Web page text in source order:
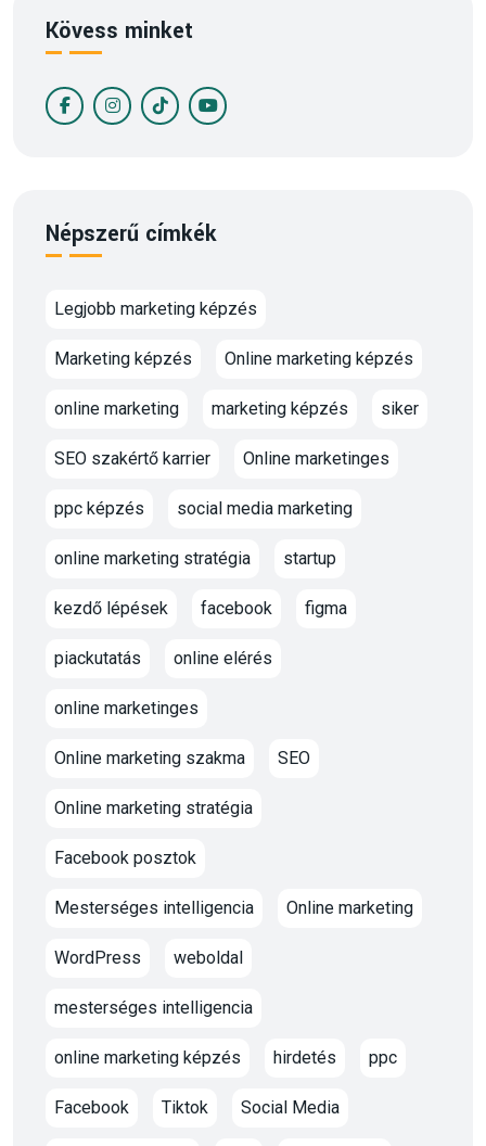
Kövess minket
Népszerű címkék
Legjobb marketing képzés
Marketing képzés Online marketing képzés
online marketing marketing képzés siker
SEO szakértő karrier Online marketinges
ppc képzés social media marketing
online marketing stratégia startup
kezdő lépések facebook figma
piackutatás online elérés
online marketinges
Online marketing szakma SEO
Online marketing stratégia
Facebook posztok
Mesterséges intelligencia Online marketing
WordPress weboldal
mesterséges intelligencia
online marketing képzés hirdetés ppc
Facebook Tiktok Social Media